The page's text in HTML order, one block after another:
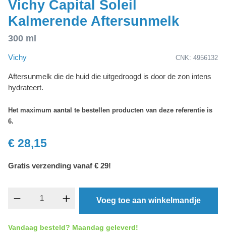
Vichy Capital Soleil
Kalmerende Aftersunmelk
300 ml
Vichy CNK: 4956132
Aftersunmelk die de huid die uitgedroogd is door de zon intens
hydrateert.
Het maximum aantal te bestellen producten van deze referentie is
6.
€ 28,15
Gratis verzending vanaf € 29!
Producthoeveelheid: Voer de gewenste
Voeg toe aan winkelmandje
Vandaag besteld? Maandag geleverd!